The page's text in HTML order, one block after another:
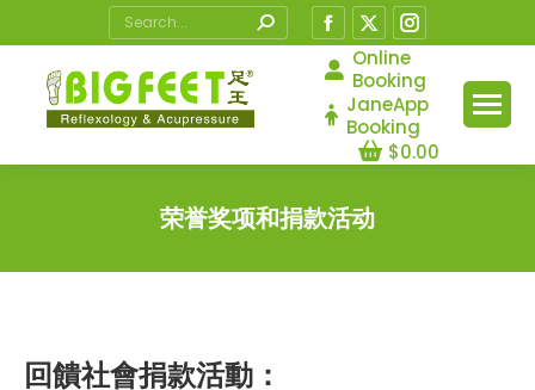
Search:
Facebook
page
opens
in
new
page
opens
in
new
opens
in
new
Online
Booking
JaneApp
Booking
$0.00
荣誉奖项和捐款活动
回饋社會捐款活動：